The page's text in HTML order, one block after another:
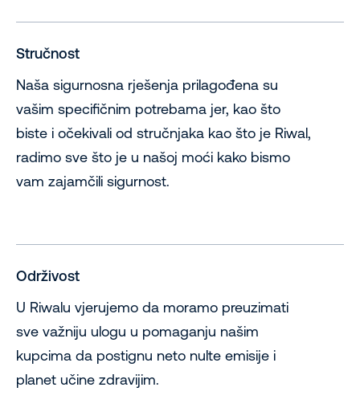
Stručnost
Naša sigurnosna rješenja prilagođena su
vašim specifičnim potrebama jer, kao što
biste i očekivali od stručnjaka kao što je Riwal,
radimo sve što je u našoj moći kako bismo
vam zajamčili sigurnost.
Održivost
U Riwalu vjerujemo da moramo preuzimati
sve važniju ulogu u pomaganju našim
kupcima da postignu neto nulte emisije i
planet učine zdravijim.